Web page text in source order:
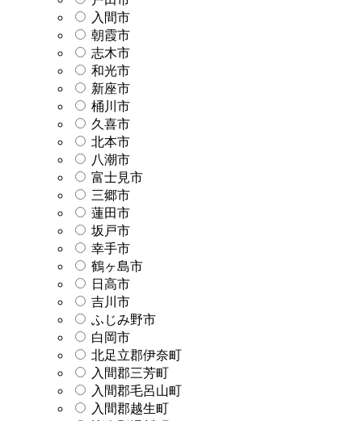
入間市
朝霞市
志木市
和光市
新座市
桶川市
久喜市
北本市
八潮市
富士見市
三郷市
蓮田市
坂戸市
幸手市
鶴ヶ島市
日高市
吉川市
ふじみ野市
白岡市
北足立郡伊奈町
入間郡三芳町
入間郡毛呂山町
入間郡越生町